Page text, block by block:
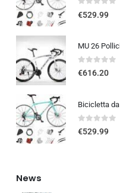
0out of 5
€529.99
0out of 5
€616.20
0out of 5
€529.99
News